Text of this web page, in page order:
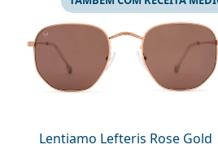
Lentiamo Lefteris Rose Gold